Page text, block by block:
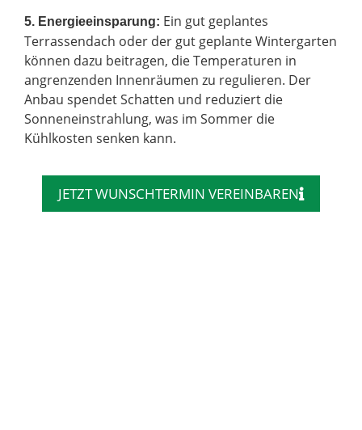
5. Energieeinsparung: Ein gut geplantes
Terrassendach oder der gut geplante Wintergarten
können dazu beitragen, die Temperaturen in
angrenzenden Innenräumen zu regulieren. Der
Anbau spendet Schatten und reduziert die
Sonneneinstrahlung, was im Sommer die
Kühlkosten senken kann.
JETZT WUNSCHTERMIN VEREINBAREN